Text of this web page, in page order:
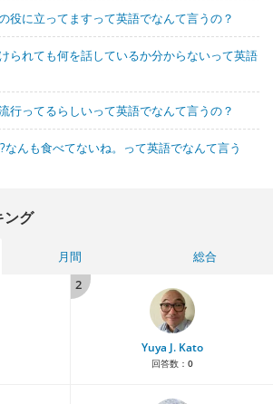
役に立ってますって英語でなんて言うの？
られても何を話しているか分からないって英語
行ってるらしいって英語でなんて言うの？
なんも食べてないね。って英語でなんて言う
ング
月間
総合
2
Yuya J. Kato
回答数： 0